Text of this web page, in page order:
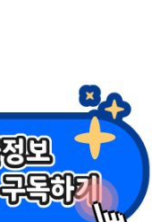
bbs/board.p